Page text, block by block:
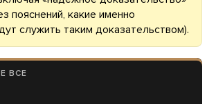
пояснений, какие именно
служить таким доказательством).
ВСЕ